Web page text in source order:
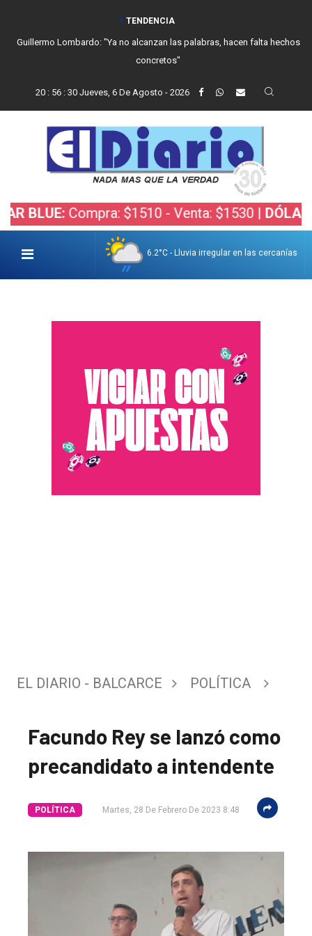
TENDENCIA
Guillermo Lombardo: "Ya no alcanzan las palabras, hacen falta hechos
concretos"
20: 56: 31 Jueves, 6 De Agosto - 2026
Compra: $1510 - Venta: $1530 |DÓLAR
6.2°C - Lluvia irregular en las cercanías
EL DIARIO - BALCARCE POLÍTICA
Facundo Rey se lanzó como
precandidato a intendente
POLÍTICA Martes, 28 De Febrero De 2023 8:48